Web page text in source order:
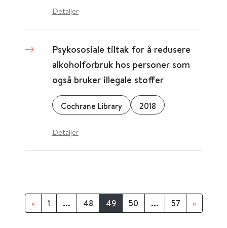
Detaljer
Psykososiale tiltak for å redusere
alkoholforbruk hos personer som
også bruker illegale stoffer
Cochrane Library 2018
Detaljer
« 1 ... 48 49 50 ... 57 »